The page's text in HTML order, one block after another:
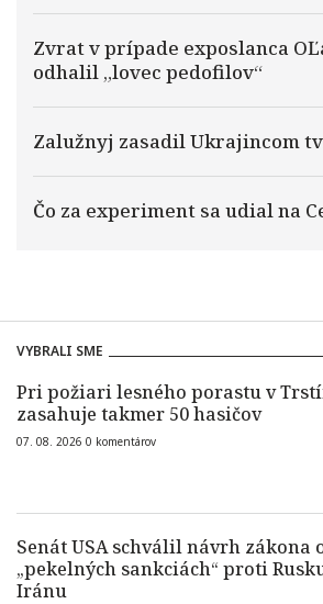
Zvrat v prípade exposlanca
odhalil „lovec pedofilov“
Zalužnyj zasadil Ukrajincom
Čo za experiment sa udial na
VYBRALI SME
Pri požiari lesného porastu v
zasahuje takmer 50 hasičov
07. 08. 2026 0 komentárov
Senát USA schválil návrh zákona
„pekelných sankciách“ proti
Iránu